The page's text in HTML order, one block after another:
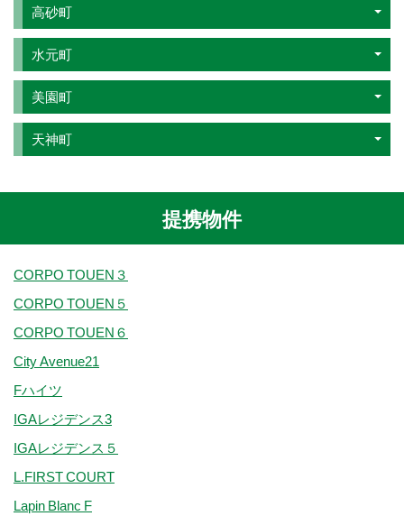
高砂町
水元町
美園町
天神町
提携物件
CORPO TOUEN３
CORPO TOUEN５
CORPO TOUEN６
City Avenue21
Fハイツ
IGAレジデンス3
IGAレジデンス５
L.FIRST COURT
Lapin Blanc F